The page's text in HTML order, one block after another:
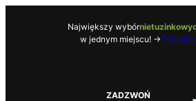
Największy wybór
w jednym miejscu! ->Przejdź
ZADZWOŃ